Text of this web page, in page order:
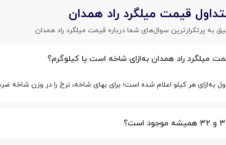
همدان-ساوه این مزیت را ایجاد کرده است که کرایه حمل برای
تازه‌ترین فهرست قیمت میلگرد راد همدان برای همه سایزها
نکات مربوط به قیمت میلگرد راد همدان درب کارخانه و خرید
قیمت میلگرد راد همدان
به پرتکرارترین سوال‌های شما درباره قیمت میلگرد راد همدان.
میلگرد راد همدان به‌ازای شاخه است یا کیلوگرم؟
به‌ازای هر کیلو اعلام شده است؛ برای بهای شاخه، نرخ را در وزن شاخه